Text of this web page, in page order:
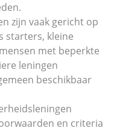
zijn vaak gericht op
starters, kleine
met beperkte
leningen
beschikbaar
en criteria